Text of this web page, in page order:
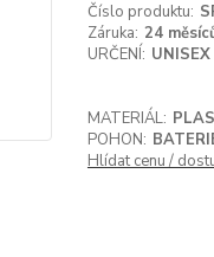
Číslo produktu:
Záruka: 24
URČENÍ: UNISEX
MATERIÁL:
POHON:
Hlídat cenu /